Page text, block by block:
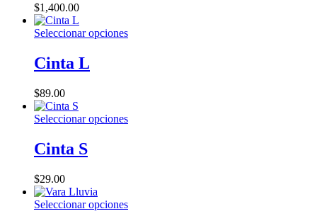
$1,400.00
Seleccionar opcionesEste
se
producto
Cinta L
$89.00
Seleccionar opcionesEste
se
Cinta S
$29.00
Seleccionar opcionesEste